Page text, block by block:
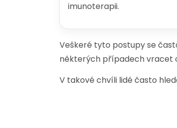
imunoterapii.
Veškeré tyto postupy se
některých případech vracet
V takové chvíli lidé často